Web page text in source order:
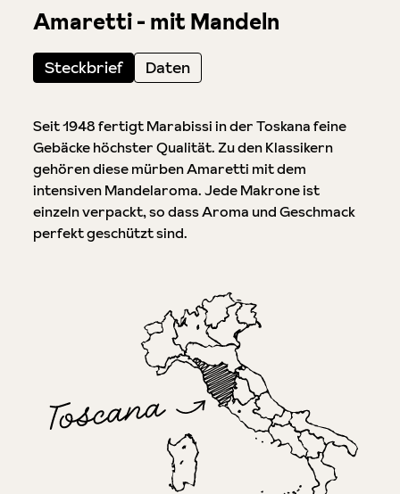
Amaretti - mit Mandeln
Steckbrief Daten
Seit 1948 fertigt Marabissi in der Toskana feine
Gebäcke höchster Qualität. Zu den Klassikern
gehören diese mürben Amaretti mit dem
intensiven Mandelaroma. Jede Makrone ist
einzeln verpackt, so dass Aroma und Geschmack
perfekt geschützt sind.